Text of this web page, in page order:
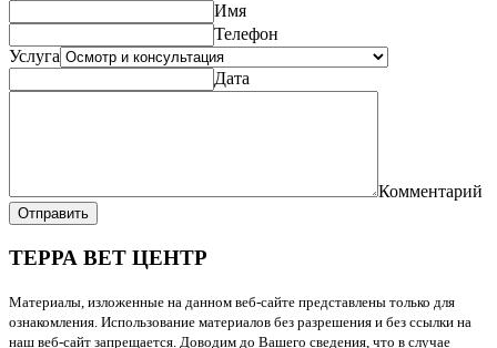
Имя
Телефон
Услуга
Дата
Комментарий
Отправить
ТЕРРА ВЕТ ЦЕНТР
Материалы, изложенные на данном веб-сайте представлены только для
ознакомления. Использование материалов без разрешения и без ссылки на
наш веб-сайт запрещается. Доводим до Вашего сведения, что в случае